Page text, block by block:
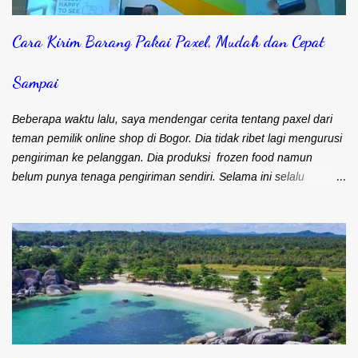
Cara Kirim Barang Pakai Paxel, Mudah dan Cepat
Sampai
Beberapa waktu lalu, saya mendengar cerita tentang paxel dari
teman pemilik online shop di Bogor. Dia tidak ribet lagi mengurusi
pengiriman ke pelanggan. Dia produksi frozen food namun
belum punya tenaga pengiriman sendiri. Selama ini selalu
Djohari Zein, CEO Paxel Indonesia Teman saya sebenarnya lebih
suka menggunakan kurir. Pengiriman cepat sampai ke
pelanggan. Satu kurir bisa langsung bawa banyak barang untuk
dikirim. Namun kendalanya, banyak pelanggan yang keberatan
karena ongkos kirim yang mahal. Maka sebagian besar
pengiriman barangnya menggunakan ojek online (ojol). Memang